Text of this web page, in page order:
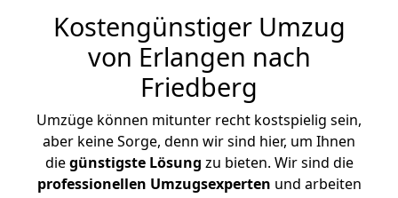
Kostengünstiger Umzug
von Erlangen nach
Friedberg
Umzüge können mitunter recht kostspielig sein,
aber keine Sorge, denn wir sind hier, um Ihnen
diegünstigste Lösung zu bieten. Wir sind die
professionellen Umzugsexperten und arbeiten